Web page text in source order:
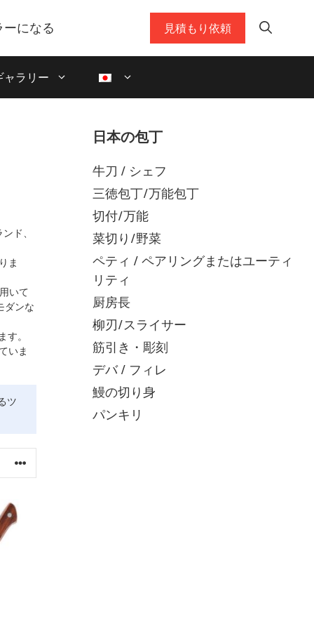
になる 見積もり依頼
ラリー
ド、
ま
いて
ダンな
。
いま
ツ
日本の包丁
牛刀 / シェフ
三徳包丁/万能包丁
切付/万能
菜切り/野菜
ペティ / ペアリングまたはユーティ
リティ
厨房長
柳刃/スライサー
筋引き・彫刻
デバ / フィレ
鰻の切り身
パンキリ